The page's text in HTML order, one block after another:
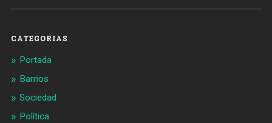
CATEGORIAS
Portada
Barrios
Sociedad
Política